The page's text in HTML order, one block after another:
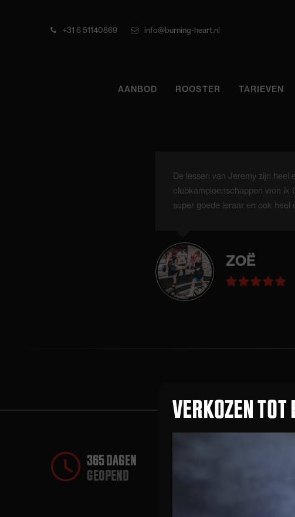
+31 6 51140869 info@burning-heart.nl
AANBOD ROOSTER TARIEVEN
De lessen van Jeremy zijn heel
clubkampioenschappen won ik
super goede leraar en ook heel
ZOË
365 DAGEN
GEOPEND
VERKOZEN